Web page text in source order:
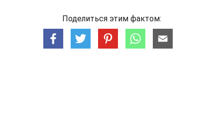
Поделиться этим фактом: